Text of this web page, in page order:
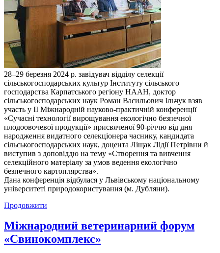
28–29 березня 2024 р. завідувач відділу селекції
сільськогосподарських культур Інституту сільського
господарства Карпатського регіону НААН, доктор
сільськогосподарських наук Роман Васильович Ільчук взяв
участь у II Міжнародній науково-практичній конференції
«Сучасні технології вирощування екологічно безпечної
плодоовочевої продукції» присвяченої 90-річчю від дня
народження видатного селекціонера часнику, кандидата
сільськогосподарських наук, доцента Ліщак Лідії Петрівни й
виступив з доповіддю на тему «Створення та вивчення
селекційного матеріалу за умов ведення екологічно
безпечного картоплярства».
Дана конференція відбулася у Львівському національному
університеті природокористування (м. Дубляни).
Продовжити
Міжнародний ветеринарний форум
«Свинокомплекс»